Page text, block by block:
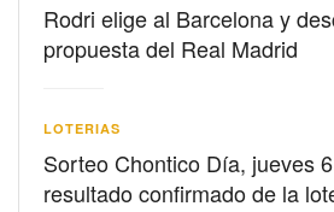
Rodri elige al Barcelona y
propuesta del Real Madrid
LOTERIAS
Sorteo Chontico Día, jueves
resultado confirmado de la